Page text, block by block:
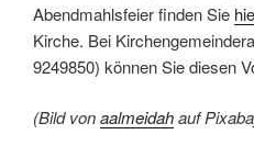
Abendmahlsfeier finden Sie
Kirche. Bei
9249850) können Sie diesen
(Bild vonaalmeidahauf